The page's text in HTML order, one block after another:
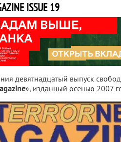
ISSUE 19
девятнадцатый выпуск
», изданный осенью 2007